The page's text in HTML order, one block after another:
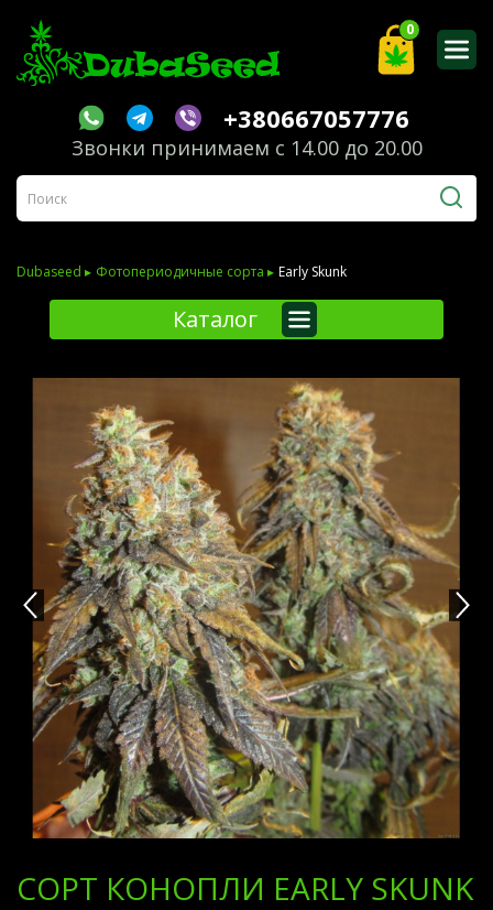
+380667057776
Звонки принимаем с 14.00 до 20.00
0
Dubaseed ▸ Фотопериодичные сорта ▸ Early Skunk
Каталог
СОРТ КОНОПЛИ EARLY SKUNK